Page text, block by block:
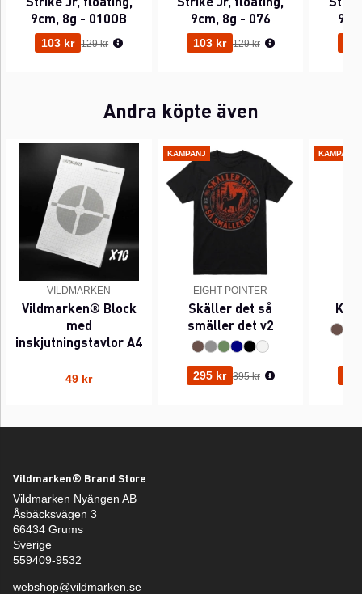
9cm, 8g - 010OB
103 kr Ordinarie pris:
129 kr
9cm, 8g - 076
103 kr Ordinarie pris:
129 kr
Andra köpte även
VILDMARKEN
Vildmarken® Block
med
inskjutningstavlor A4
49 kr
KAMPANJ
EIGHT POINTER
Skäller det så
smäller det v2
295 kr Ordinarie pris:
395 kr
KAMPANJ
Vildmarken® Brand Store
Vildmarken Nyängen AB
Åsbäcksvägen 3
66434 Grums
Sverige
559409-9532
webshop@vildmarken.se